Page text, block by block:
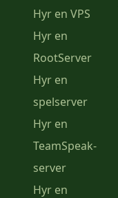
Hyr en VPS
Hyr en
RootServer
Hyr en
spelserver
Hyr en
TeamSpeak-
server
Hyr en